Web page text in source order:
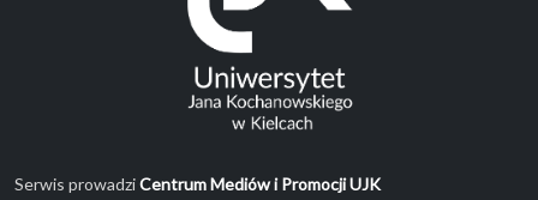
Serwis prowadziCentrum Mediów i Promocji UJK